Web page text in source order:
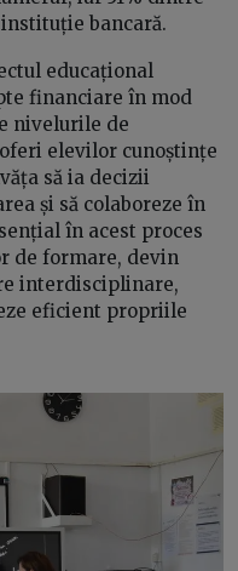
bancară.
educațional
financiare în mod
nivelurile de
elevilor cunoștințe
să ia decizii
și să colaboreze în
în acest proces
de formare, devin
interdisciplinare,
eficient propriile